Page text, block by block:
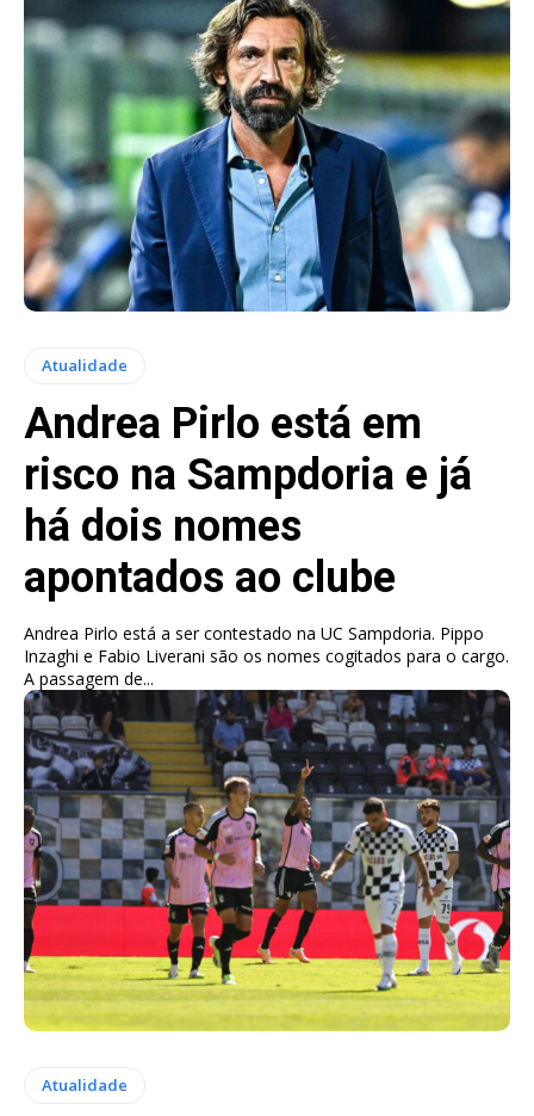
Atualidade
Andrea Pirlo está em
risco na Sampdoria e já
há dois nomes
apontados ao clube
Andrea Pirlo está a ser contestado na UC Sampdoria. Pippo
Inzaghi e Fabio Liverani são os nomes cogitados para o cargo.
A passagem de...
Atualidade